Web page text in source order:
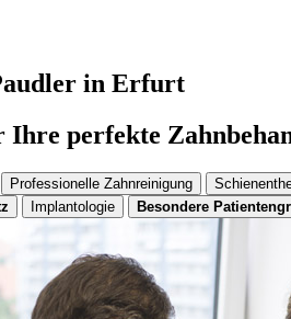
in Erfurt
Ihre perfekte
Professionelle Zahnreinigung
Implantologie Besondere